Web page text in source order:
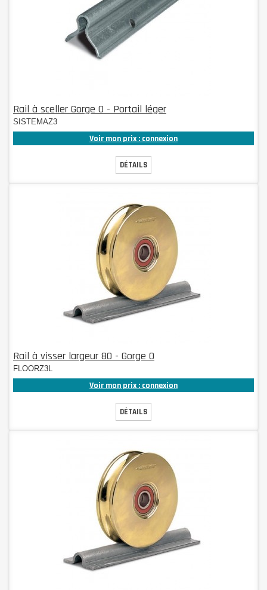
Rail à sceller Gorge O - Portail léger
SISTEMAZ3
Voir mon prix : connexion
DÉTAILS
Rail à visser largeur 80 - Gorge O
FLOORZ3L
Voir mon prix : connexion
DÉTAILS